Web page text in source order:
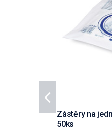
Zástěry na
50ks